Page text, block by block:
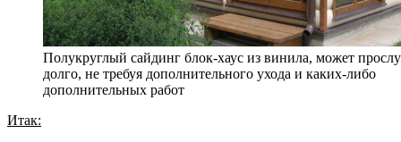
Полукруглый сайдинг блок-хаус из винила, может
долго, не требуя дополнительного ухода и каких-либо
дополнительных работ
Итак: